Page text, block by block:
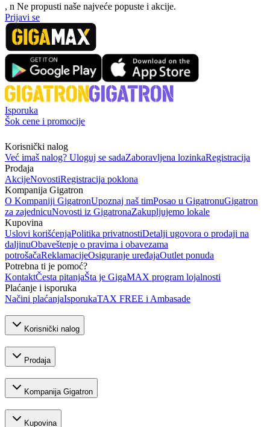
, n Ne propusti naše najveće popuste i akcije.
Prijavi se
Isporuka
Šok cene i promocije
Korisnički nalog
Već imaš nalog? Uloguj se sadaZaboravljena lozinkaRegistracija
Prodaja
AkcijeNovostiRegistracija poklona
Kompanija Gigatron
O Kompaniji GigatronUpoznaj naš timPosao u GigatronuGigatron
za zajednicuNovosti iz GigatronaZakupljujemo lokale
Kupovina
Uslovi korišćenjaPolitika privatnostiDetalji ugovora o prodaji na
daljinuObaveštenje o pravima i obavezama
potrošačaReklamacijeOsiguranje uređajaOutlet ponuda
Potrebna ti je pomoć?
KontaktČesta pitanjaŠta je GigaMAX program lojalnosti
Plaćanje i isporuka
Načini plaćanjaIsporukaTAX FREE i Ambasade
Korisnički nalog
Prodaja
Kompanija Gigatron
Kupovina